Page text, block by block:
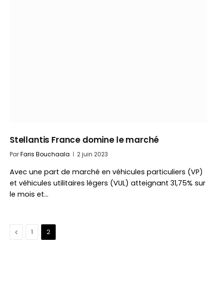
Stellantis France domine le marché
ParFaris Bouchaala 2 juin 2023
Avec une part de marché en véhicules particuliers (VP)
et véhicules utilitaires légers (VUL) atteignant 31,75% sur
le mois et…
Précédent
1 2